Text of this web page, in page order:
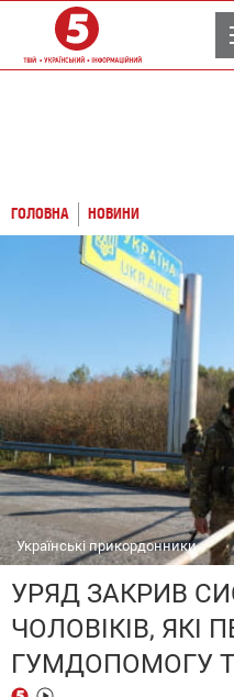
ГОЛОВНА НОВИНИ
Українські прикордонники
УРЯД ЗАКРИВ
ЧОЛОВІКІВ, ЯКІ
ГУМДОПОМОГУ